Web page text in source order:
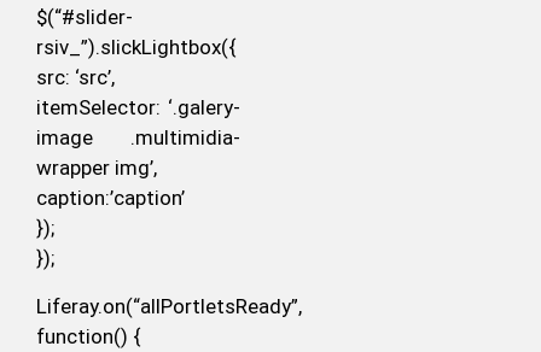
$(“#slider-
rsiv_”).slickLightbox({
src: ‘src’,
itemSelector: ‘.galery-
image .multimidia-
wrapper img’,
caption:’caption’
});
});
Liferay.on(“allPortletsReady”,
function() {